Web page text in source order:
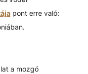
pont erre való:
a mozgó